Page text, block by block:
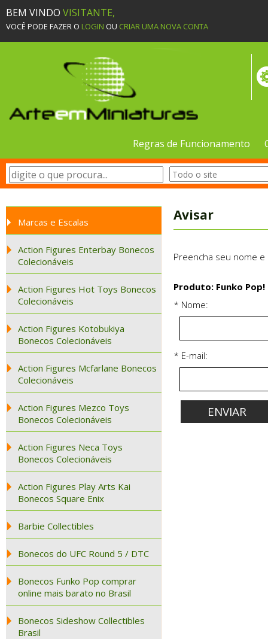
BEM VINDO VISITANTE,
VOCÊ PODE FAZER O LOGIN OU CRIAR UMA NOVA CONTA
Regras de Funcionamento
Marcas e Escalas
Action Figures Enterbay Bonecos
Colecionáveis
Action Figures Hot Toys Bonecos
Colecionáveis
Action Figures Kotobukiya
Bonecos Colecionáveis
Action Figures Mcfarlane Bonecos
Colecionáveis
Action Figures Mezco Toys
Bonecos Colecionáveis
Action Figures Neca Toys
Bonecos Colecionáveis
Action Figures Play Arts Kai
Bonecos Square Enix
Barbie Collectibles
Bonecos do UFC Round 5 / DTC
Bonecos Funko Pop comprar
online mais barato no Brasil
Bonecos Sideshow Collectibles
Brasil
Avisar
Preencha seu nome
Produto: Funko
* Nome:
* E-mail: